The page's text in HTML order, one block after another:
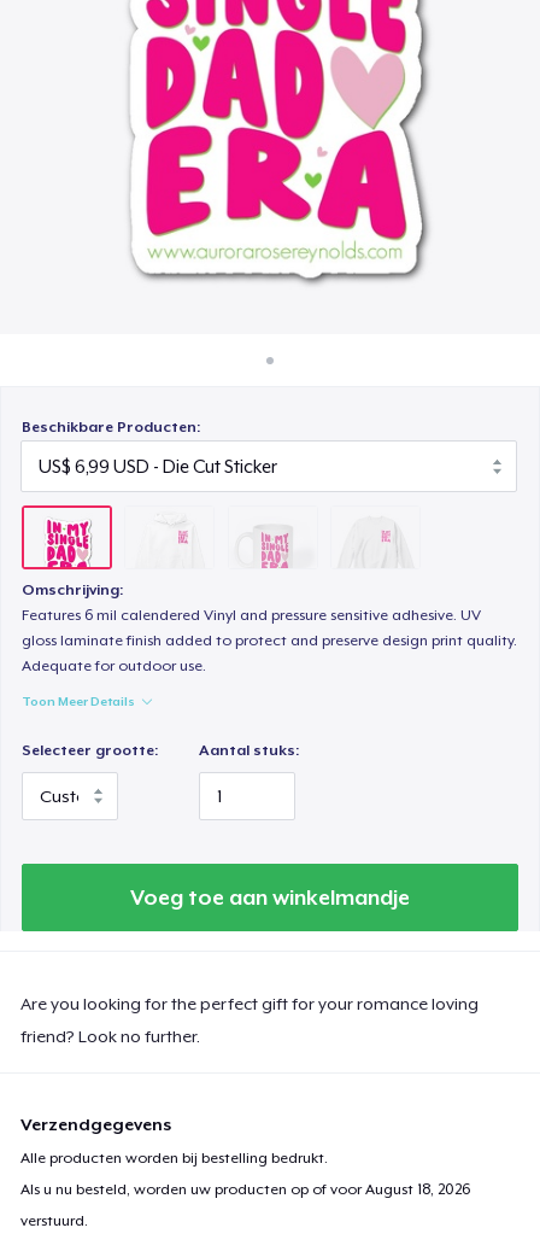
Verkoop overal
Verkoop alles
Beschikbare Producten:
Omschrijving:
Features 6 mil calendered Vinyl and pressure sensitive adhesive. UV
gloss laminate finish added to protect and preserve design print quality.
Adequate for outdoor use.
Toon Meer Details
Selecteer grootte: Aantal stuks:
Voeg toe aan winkelmandje
Are you looking for the perfect gift for your romance loving
friend? Look no further.
Verzendgegevens
Alle producten worden bij bestelling bedrukt.
Als u nu besteld, worden uw producten op of voorAugust 18, 2026
verstuurd.
Mug
US$ 15,99
Unisex Classic Crewneck Sweatshirt
US$ 32,99